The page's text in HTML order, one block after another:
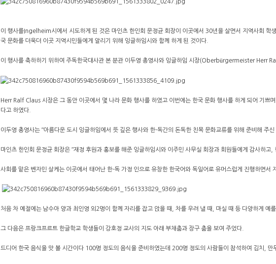
이 행사를Ingelheim시에서 시도하게 된 것은 마인츠 한인회 문정균 회장이 이곳에서 30년을 살면서 지역사회 학
국 문화를 더욱더 이곳 지역시민들에게 알리기 위해 잉글하임시와 함께 하게 된 것이다.
이 행사를 축하하기 위하여 주독한국대사관 본 분관 이두영 총영사와 잉글하임 시장(Oberbürgermeister Herr
Herr Ralf Claus 시장은 그 동안 이곳에서 몇 나라 문화 행사를 하였고 이번에는 한국 문화 행사를 하게 되어 기쁘
다고 하였다.
이두영 총영사는 ʺ아름다운 도시 잉글하임에서 뜻 깊은 행사와 한-독간의 돈독한 친목 문화교류를 위해 준비해 주
마인츠 한인회 문정균 회장은 ʺ재정 후원과 홍보를 해준 잉글하임시와 이주민 사무실 회장과 회원들에게 감사하고
사회를 맡은 벤자민 살케는 이곳에서 태어난 한-독 가정 인으로 유창한 한국어와 독일어로 유머스럽게 진행하면서
처음 차 예절에는 남수아 양과 최인영 외2명이 함께 자리를 잡고 앉을 때, 차를 우려 낼 때, 마실 때 등 다양하게 예
그 다음은 프랑크프르트 한글학교 학생들이 강호정 교사의 지도 아래 부채춤과 장구 춤을 보여 주었다.
드디어 한국 음식을 맛 볼 시간이다 100명 정도의 음식을 준비하였는데 200명 정도의 사람들이 참석하여 김치, 만